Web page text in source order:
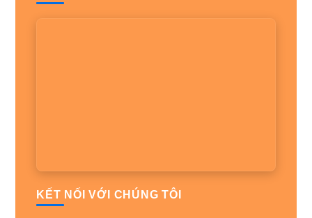
KẾT NỐI VỚI CHÚNG TÔI